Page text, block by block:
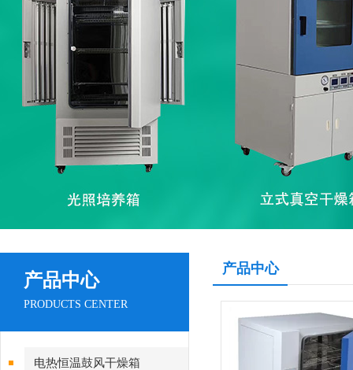
产品中心
PRODUCTS CENTER
电热恒温鼓风干燥箱
产品中心